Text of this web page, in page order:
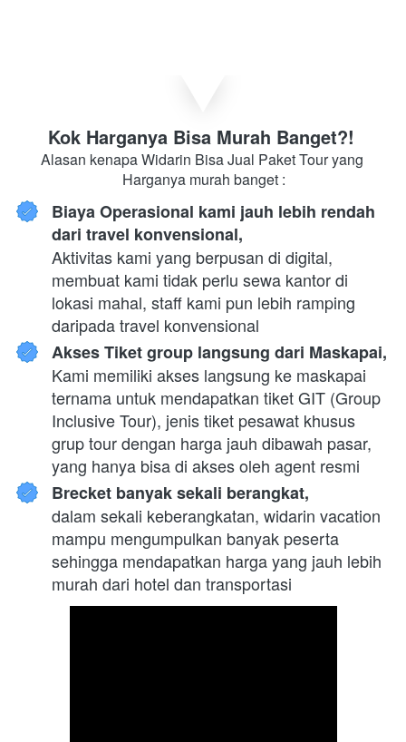
Kok Harganya Bisa Murah Banget?!
Alasan kenapa Widarin Bisa Jual Paket Tour yang
Harganya murah banget :
Biaya Operasional kami jauh lebih rendah
dari travel konvensional,
Aktivitas kami yang berpusan di digital,
membuat kami tidak perlu sewa kantor di
lokasi mahal, staff kami pun lebih ramping
daripada travel konvensional
Akses Tiket group langsung dari Maskapai,
Kami memiliki akses langsung ke maskapai
ternama untuk mendapatkan tiket GIT (Group
Inclusive Tour), jenis tiket pesawat khusus
grup tour dengan harga jauh dibawah pasar,
yang hanya bisa di akses oleh agent resmi
Brecket banyak sekali berangkat,
dalam sekali keberangkatan, widarin vacation
mampu mengumpulkan banyak peserta
sehingga mendapatkan harga yang jauh lebih
murah dari hotel dan transportasi